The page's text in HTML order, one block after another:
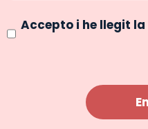
Consentimiento
Accepto i he llegit la